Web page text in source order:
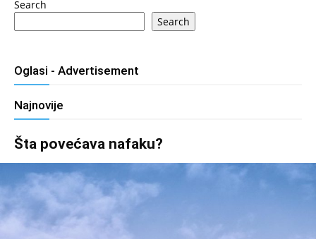
Search
Search
Oglasi - Advertisement
Najnovije
Šta povećava nafaku?